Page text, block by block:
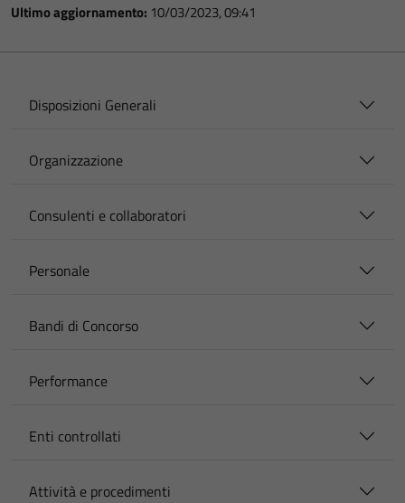
Ultimo aggiornamento: 10/03/2023, 09:41
Disposizioni Generali
Organizzazione
Consulenti e collaboratori
Personale
Bandi di Concorso
Performance
Enti controllati
Attività e procedimenti